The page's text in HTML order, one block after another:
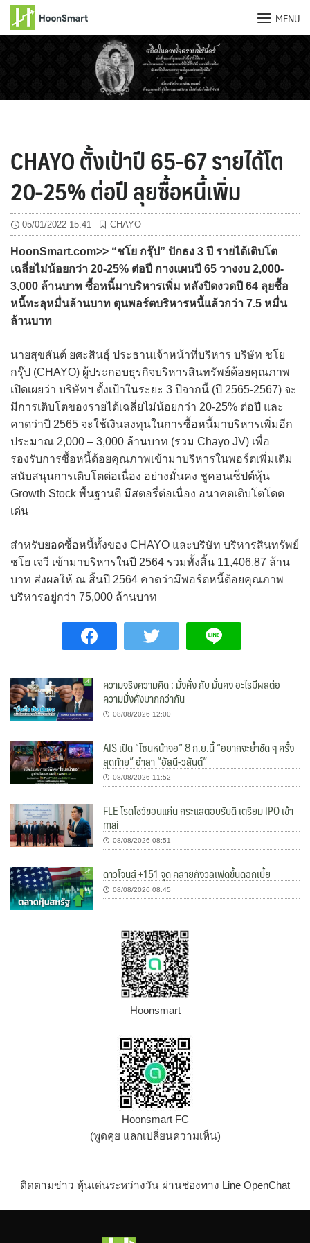
MENU
CHAYO ตั้งเป้าปี 65-67 รายได้โต
20-25% ต่อปี ลุยซื้อหนี้เพิ่ม
05/01/2022 15:41 CHAYO
HoonSmart.com>> “ชโย กรุ๊ป” ปักธง 3 ปี รายได้เติบโต
เฉลี่ยไม่น้อยกว่า 20-25% ต่อปี กางแผนปี 65 วางงบ 2,000-
3,000 ล้านบาท ซื้อหนี้มาบริหารเพิ่ม หลังปิดงวดปี 64 ลุยซื้อ
หนี้ทะลุหมื่นล้านบาท ตุนพอร์ตบริหารหนี้แล้วกว่า 7.5 หมื่น
ล้านบาท
นายสุขสันต์ ยศะสินธุ์ ประธานเจ้าหน้าที่บริหาร บริษัท ชโย
กรุ๊ป (CHAYO) ผู้ประกอบธุรกิจบริหารสินทรัพย์ด้อยคุณภาพ
เปิดเผยว่า บริษัทฯ ตั้งเป้าในระยะ 3 ปีจากนี้ (ปี 2565-2567) จะ
มีการเติบโตของรายได้เฉลี่ยไม่น้อยกว่า 20-25% ต่อปี และ
คาดว่าปี 2565 จะใช้เงินลงทุนในการซื้อหนี้มาบริหารเพิ่มอีก
ประมาณ 2,000 – 3,000 ล้านบาท (รวม Chayo JV) เพื่อ
รองรับการซื้อหนี้ด้อยคุณภาพเข้ามาบริหารในพอร์ตเพิ่มเติม
สนับสนุนการเติบโตต่อเนื่อง อย่างมั่นคง ชูคอนเซ็ปต์หุ้น
Growth Stock พื้นฐานดี มีสตอรี่ต่อเนื่อง อนาคตเติบโตโดด
เด่น
สำหรับยอดซื้อหนี้ทั้งของ CHAYO และบริษัท บริหารสินทรัพย์
ชโย เจวี เข้ามาบริหารในปี 2564 รวมทั้งสิ้น 11,406.87 ล้าน
บาท ส่งผลให้ ณ สิ้นปี 2564 คาดว่ามีพอร์ตหนี้ด้อยคุณภาพ
บริหารอยู่กว่า 75,000 ล้านบาท
ความจริงความคิด : มั่งคั่ง กับ มั่นคง อะไรมีผลต่อ
ความมั่งคั่งมากกว่ากัน
08/08/2026 12:00
AIS เปิด “โซนหน้าจอ” 8 ก.ย.นี้ “อยากจะย้ำชัด ๆ ครั้ง
สุดท้าย” อำลา “อัสนี-วสันต์”
08/08/2026 11:52
FLE โรดโชว์ขอนแก่น กระแสตอบรับดี เตรียม IPO เข้า
mai
08/08/2026 08:51
ดาวโจนส์ +151 จุด คลายกังวลเฟดขึ้นดอกเบี้ย
08/08/2026 08:45
Hoonsmart
Hoonsmart FC
(พูดคุย แลกเปลี่ยนความเห็น)
ติดตามข่าว หุ้นเด่นระหว่างวัน ผ่านช่องทาง Line OpenChat